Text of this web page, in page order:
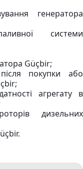
генератора
системи
Güçbir;
покупки або
агрегату в
дизельних